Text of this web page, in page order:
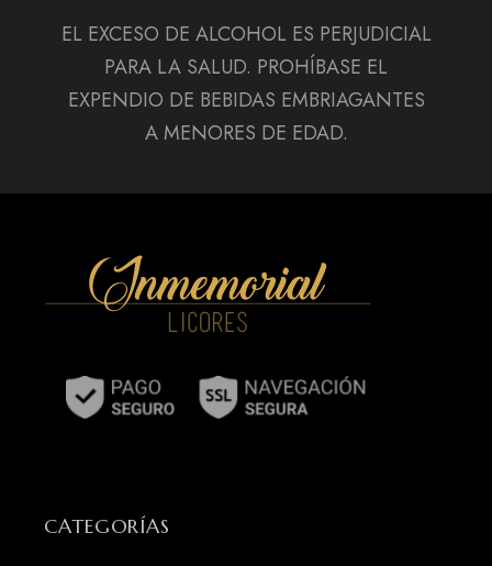
EL EXCESO DE ALCOHOL ES PERJUDICIAL
PARA LA SALUD. PROHÍBASE EL
EXPENDIO DE BEBIDAS EMBRIAGANTES
A MENORES DE EDAD.
CATEGORÍAS